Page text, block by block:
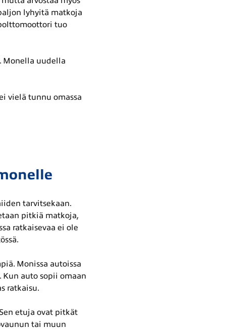
lyhyitä matkoja
tuo
Monella uudella
vielä tunnu omassa
tarvitsekaan.
pitkiä matkoja,
ratkaisevaa ei ole
Monissa autoissa
auto sopii omaan
ratkaisu.
etuja ovat pitkät
tai muun